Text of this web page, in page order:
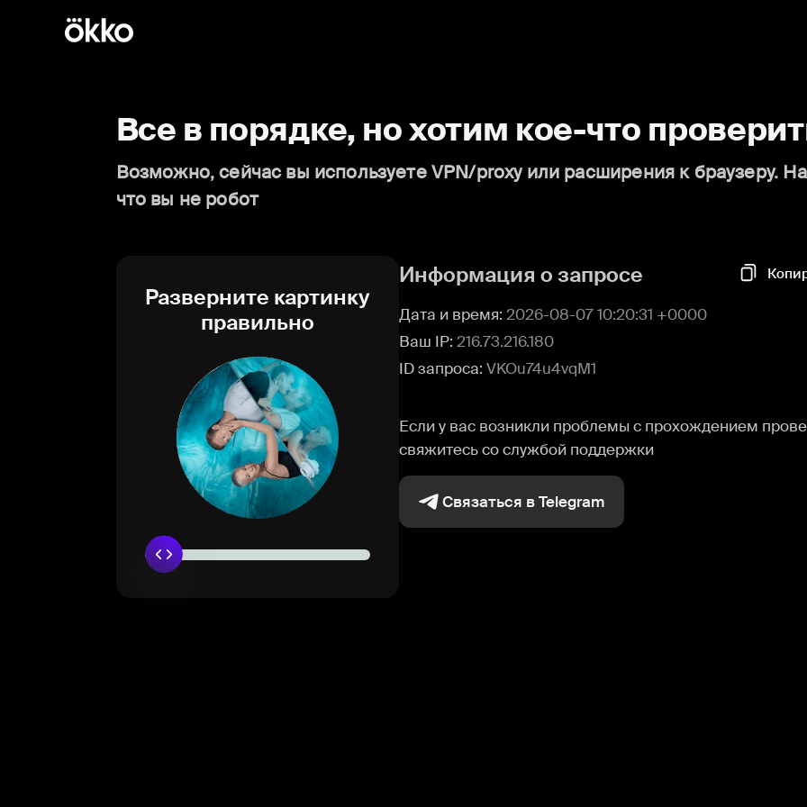
Все в порядке, но хотим кое-что
Возможно, сейчас вы используете VPN/proxy или расширения к браузеру.
что вы не робот
Разверните картинку
правильно
Информация о запросе
Дата и время: 2026-08-07 10:20:31 +0000
Ваш IP: 216.73.216.180
ID запроса: VKOu74u4vqM1
Если у вас возникли проблемы с прохождением
свяжитесь со службой поддержки
Связаться в Telegram